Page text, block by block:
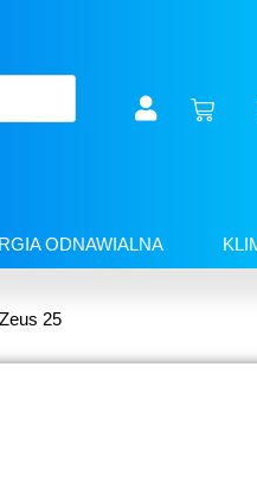
ODNAWIALNA
25